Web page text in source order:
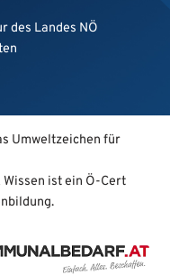
des Landes NÖ
Umweltzeichen für
ist ein Ö-Cert